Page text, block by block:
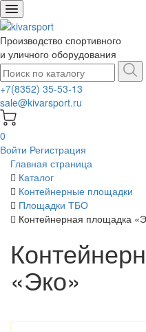
Производство спортивного
и уличного оборудования
+7(8352) 35-53-13
sale@kivarsport.ru
0
Войти Регистрация
Главная страница
Каталог
Контейнерные площадки
Площадки ТБО
Контейнерная площадка
«Эко»